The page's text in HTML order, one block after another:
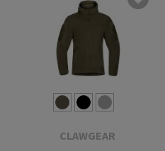
CLAWGEAR